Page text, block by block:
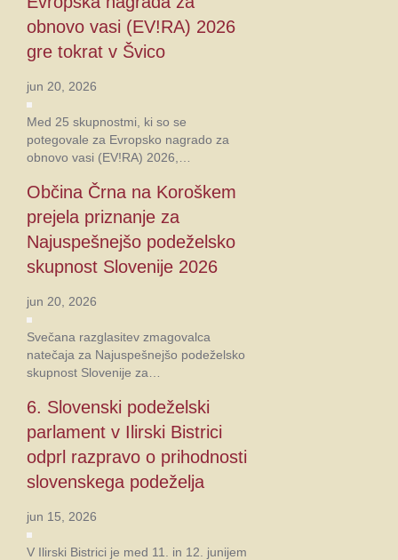
obnovo vasi (EV!RA) 2026
gre tokrat v Švico
jun 20, 2026
Med 25 skupnostmi, ki so se
potegovale za Evropsko nagrado za
obnovo vasi (EV!RA) 2026,…
Občina Črna na Koroškem
prejela priznanje za
Najuspešnejšo podeželsko
skupnost Slovenije 2026
jun 20, 2026
Svečana razglasitev zmagovalca
natečaja za Najuspešnejšo podeželsko
skupnost Slovenije za…
6. Slovenski podeželski
parlament v Ilirski Bistrici
odprl razpravo o prihodnosti
slovenskega podeželja
jun 15, 2026
V Ilirski Bistrici je med 11. in 12. junijem